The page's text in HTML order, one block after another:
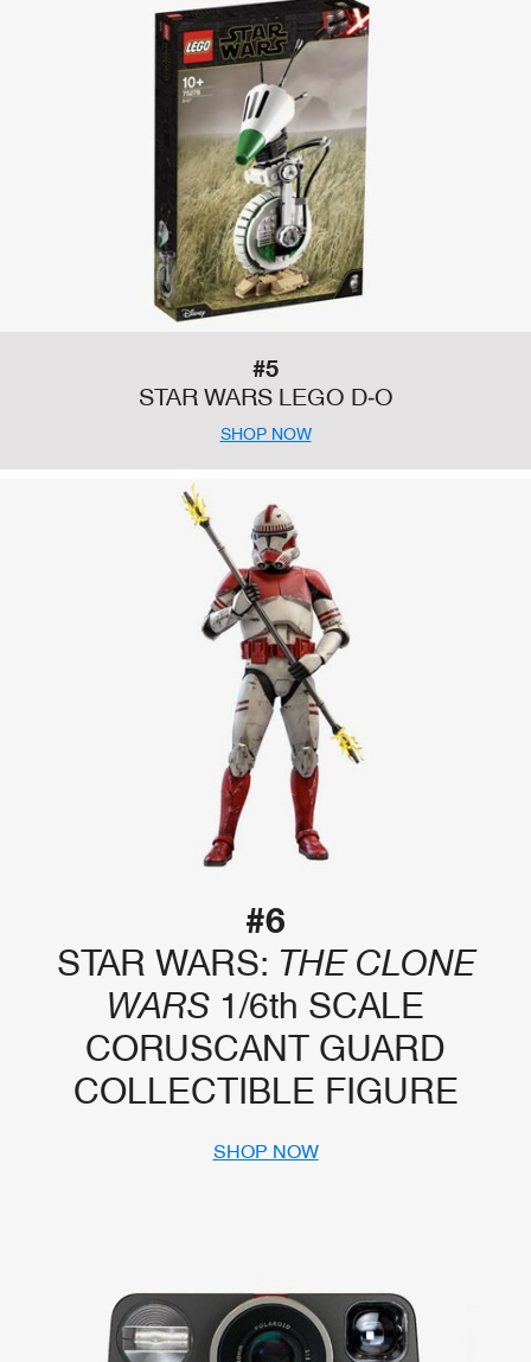
#5
STAR WARS LEGO D-O
SHOP NOW
#6
STAR WARS: THE CLONE
WARS 1/6th SCALE
CORUSCANT GUARD
COLLECTIBLE FIGURE
SHOP NOW